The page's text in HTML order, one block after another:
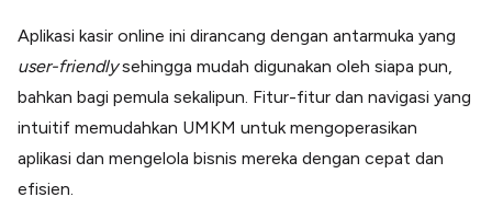
Aplikasi kasir online ini dirancang dengan antarmuka yang
user-friendlysehingga mudah digunakan oleh siapa pun,
bahkan bagi pemula sekalipun. Fitur-fitur dan navigasi yang
intuitif memudahkan UMKM untuk mengoperasikan
aplikasi dan mengelola bisnis mereka dengan cepat dan
efisien.